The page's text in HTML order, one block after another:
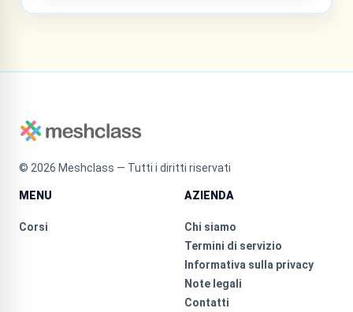
© 2026 Meshclass — Tutti i diritti riservati
MENU
Corsi
AZIENDA
Chi siamo
Termini di servizio
Informativa sulla privacy
Note legali
Contatti